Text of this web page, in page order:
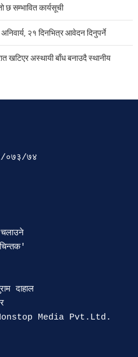
सम्भावित कार्यसूची
२१ दिनभित्र आवेदन दिनुपर्ने
खटिएर अस्थायी बाँध बनाउदै स्थानीय
०७३/७४
दाहाल